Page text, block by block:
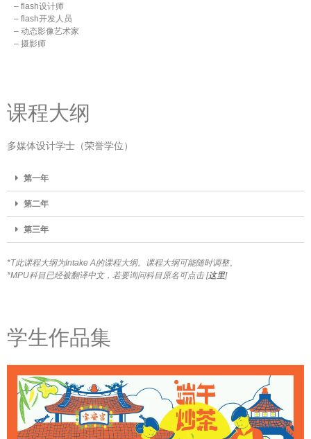
– flash设计师
– flash开发人员
– 动态影像艺术家
– 摄影师
课程大纲
多媒体设计学士（荣誉学位）
第一年
第二年
第三年
*T此课程大纲为Intake A的课程大纲。课程大纲可能随时调整。
*MPU科目已经被翻译中文，若要询问科目原名可点击 [这里]
学生作品集